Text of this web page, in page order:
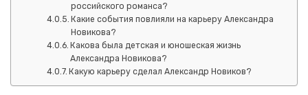
российского романса?
Какие события повлияли на карьеру Александра
Новикова?
Какова была детская и юношеская жизнь
Александра Новикова?
Какую карьеру сделал Александр Новиков?